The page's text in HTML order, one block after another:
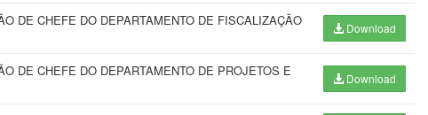
DE CHEFE DO DEPARTAMENTO DE FISCALIZAÇÃO
Download
DE CHEFE DO DEPARTAMENTO DE PROJETOS E
Download